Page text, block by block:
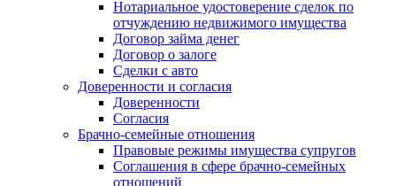
Нотариальное удостоверение сделок по
отчуждению недвижимого имущества
Договор займа денег
Договор о залоге
Сделки с авто
Доверенности и согласия
Доверенности
Согласия
Брачно-семейные отношения
Правовые режимы имущества супругов
Соглашения в сфере брачно-семейных
отношений